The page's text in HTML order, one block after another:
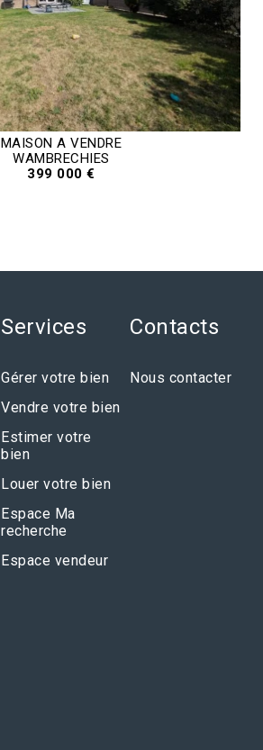
MAISON A VENDRE
WAMBRECHIES
399 000 €
Services
Gérer votre bien
Vendre votre bien
Estimer votre
bien
Louer votre bien
Espace Ma
recherche
Espace vendeur
Contacts
Nous contacter